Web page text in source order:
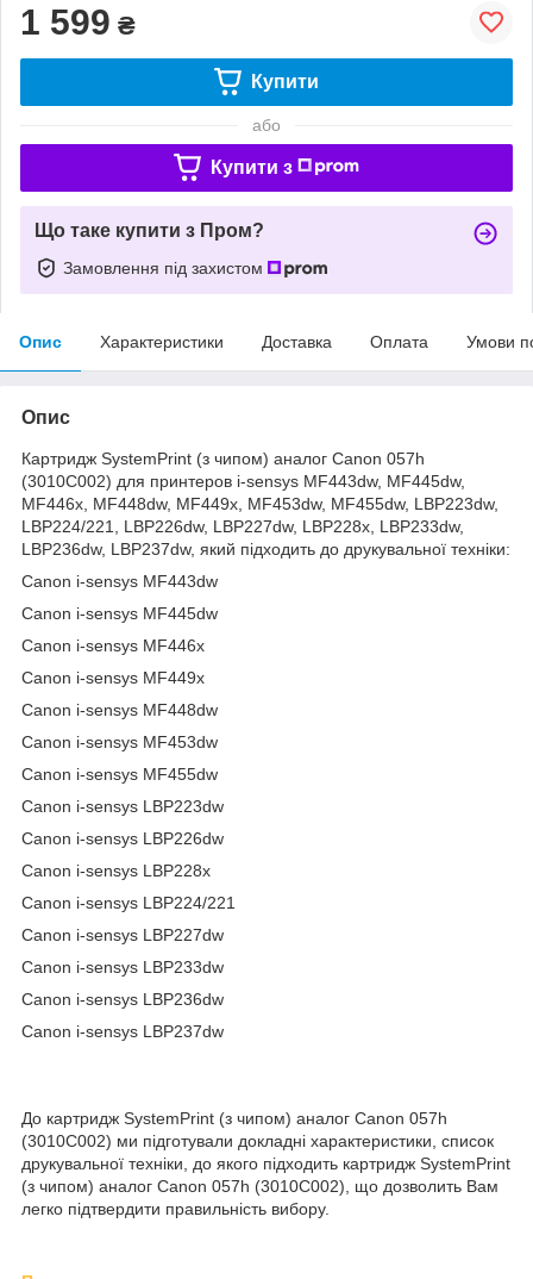
1 599 ₴
Купити
або
Купити з
Що таке купити з Пром?
Замовлення під захистом
Опис Характеристики Доставка Оплата Умови
Опис
Картридж SystemPrint (з чипом) аналог Canon 057h
(3010C002) для принтеров i-sensys MF443dw, MF445dw,
MF446x, MF448dw, MF449x, MF453dw, MF455dw, LBP223dw,
LBP224/221, LBP226dw, LBP227dw, LBP228x, LBP233dw,
LBP236dw, LBP237dw, який підходить до друкувальної техніки:
Canon i-sensys MF443dw
Canon i-sensys MF445dw
Canon i-sensys MF446x
Canon i-sensys MF449x
Canon i-sensys MF448dw
Canon i-sensys MF453dw
Canon i-sensys MF455dw
Canon i-sensys LBP223dw
Canon i-sensys LBP226dw
Canon i-sensys LBP228x
Canon i-sensys LBP224/221
Canon i-sensys LBP227dw
Canon i-sensys LBP233dw
Canon i-sensys LBP236dw
Canon i-sensys LBP237dw
До картридж SystemPrint (з чипом) аналог Canon 057h
(3010C002) ми підготували докладні характеристики, список
друкувальної техніки, до якого підходить картридж SystemPrint
(з чипом) аналог Canon 057h (3010C002), що дозволить Вам
легко підтвердити правильність вибору.